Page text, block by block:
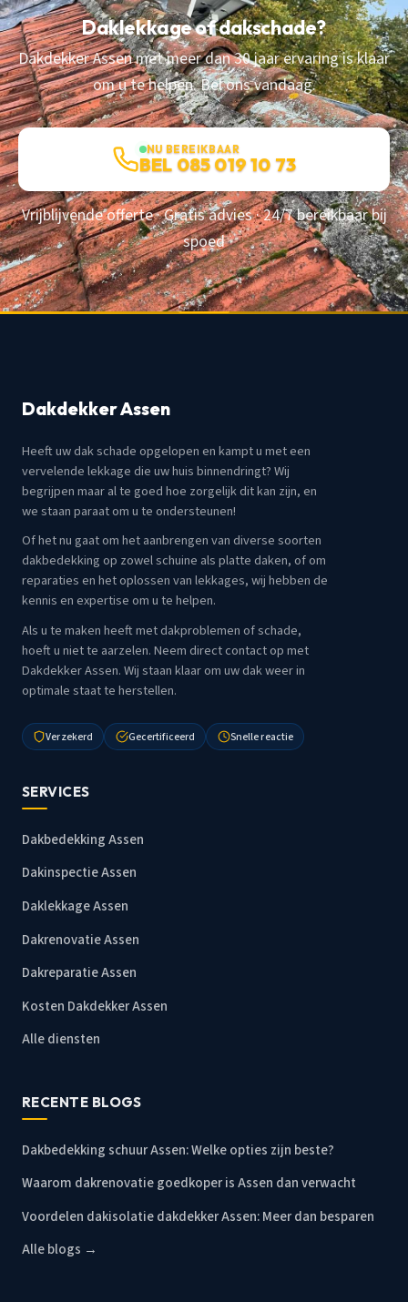
Daklekkage of dakschade?
Dakdekker Assen met meer dan 30 jaar ervaring is klaar
om u te helpen. Bel ons vandaag.
NU BEREIKBAAR
BEL 085 019 10 73
Vrijblijvende offerte · Gratis advies · 24/7 bereikbaar bij
spoed
Dakdekker Assen
Heeft uw dak schade opgelopen en kampt u met een
vervelende lekkage die uw huis binnendringt? Wij
begrijpen maar al te goed hoe zorgelijk dit kan zijn, en
we staan paraat om u te ondersteunen!
Of het nu gaat om het aanbrengen van diverse soorten
dakbedekking op zowel schuine als platte daken, of om
reparaties en het oplossen van lekkages, wij hebben de
kennis en expertise om u te helpen.
Als u te maken heeft met dakproblemen of schade,
hoeft u niet te aarzelen. Neem direct contact op met
Dakdekker Assen. Wij staan klaar om uw dak weer in
optimale staat te herstellen.
Verzekerd Gecertificeerd Snelle reactie
SERVICES
Dakbedekking Assen
Dakinspectie Assen
Daklekkage Assen
Dakrenovatie Assen
Dakreparatie Assen
Kosten Dakdekker Assen
Alle diensten
RECENTE BLOGS
Dakbedekking schuur Assen: Welke opties zijn beste?
Waarom dakrenovatie goedkoper is Assen dan verwacht
Voordelen dakisolatie dakdekker Assen: Meer dan besparen
Alle blogs →